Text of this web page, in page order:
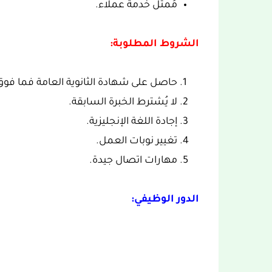
مُمثل خدمة عملاء.
الشروط المطلوبة:
حاصل على شهادة الثانوية العامة فما
لا يُشترط الخبرة السابقة.
إجادة اللغة الإنجليزية.
تغيير نوبات العمل.
مهارات اتصال جيدة.
الدور الوظيفي: